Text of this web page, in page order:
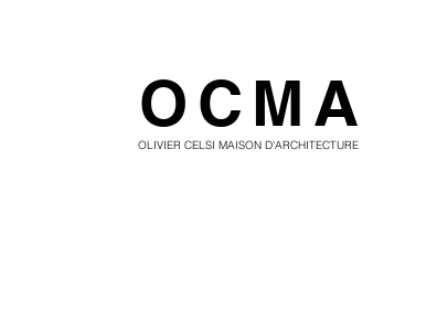
OLIVIER CELSI MAISON D'ARCHITECTURE
OCMA